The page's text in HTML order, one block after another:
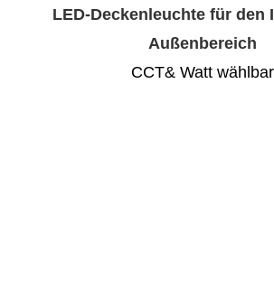
LED-Deckenleuchte für den
Außenbereich
CCT& Watt wählbar